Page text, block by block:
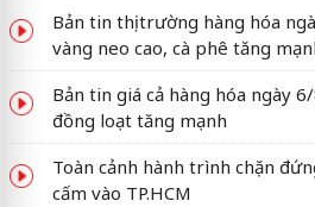
Bản tin thị trường hàng hóa
vàng neo cao, cà phê tăng
Bản tin giá cả hàng hóa ngày
đồng loạt tăng mạnh
Toàn cảnh hành trình chặn
cấm vào TP.HCM